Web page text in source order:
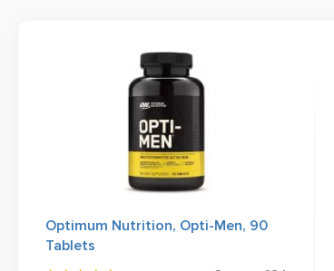
Optimum Nutrition, Opti-Men, 90
Tablets